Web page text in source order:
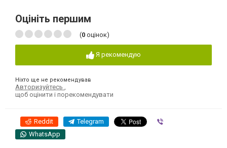
Оцініть першим
(0 оцінок)
Я рекомендую
Ніхто ще не рекомендував
Авторизуйтесь
щоб оцінити і порекомендувати
Reddit Telegram
WhatsApp